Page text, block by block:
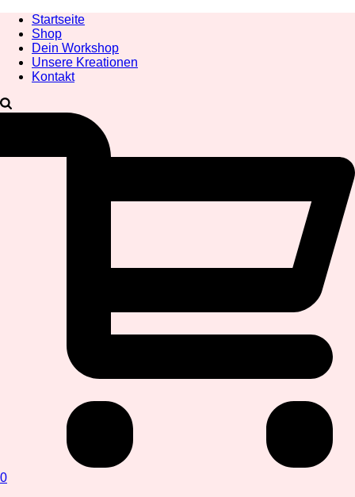
Startseite
Shop
Dein Workshop
Unsere Kreationen
Kontakt
0